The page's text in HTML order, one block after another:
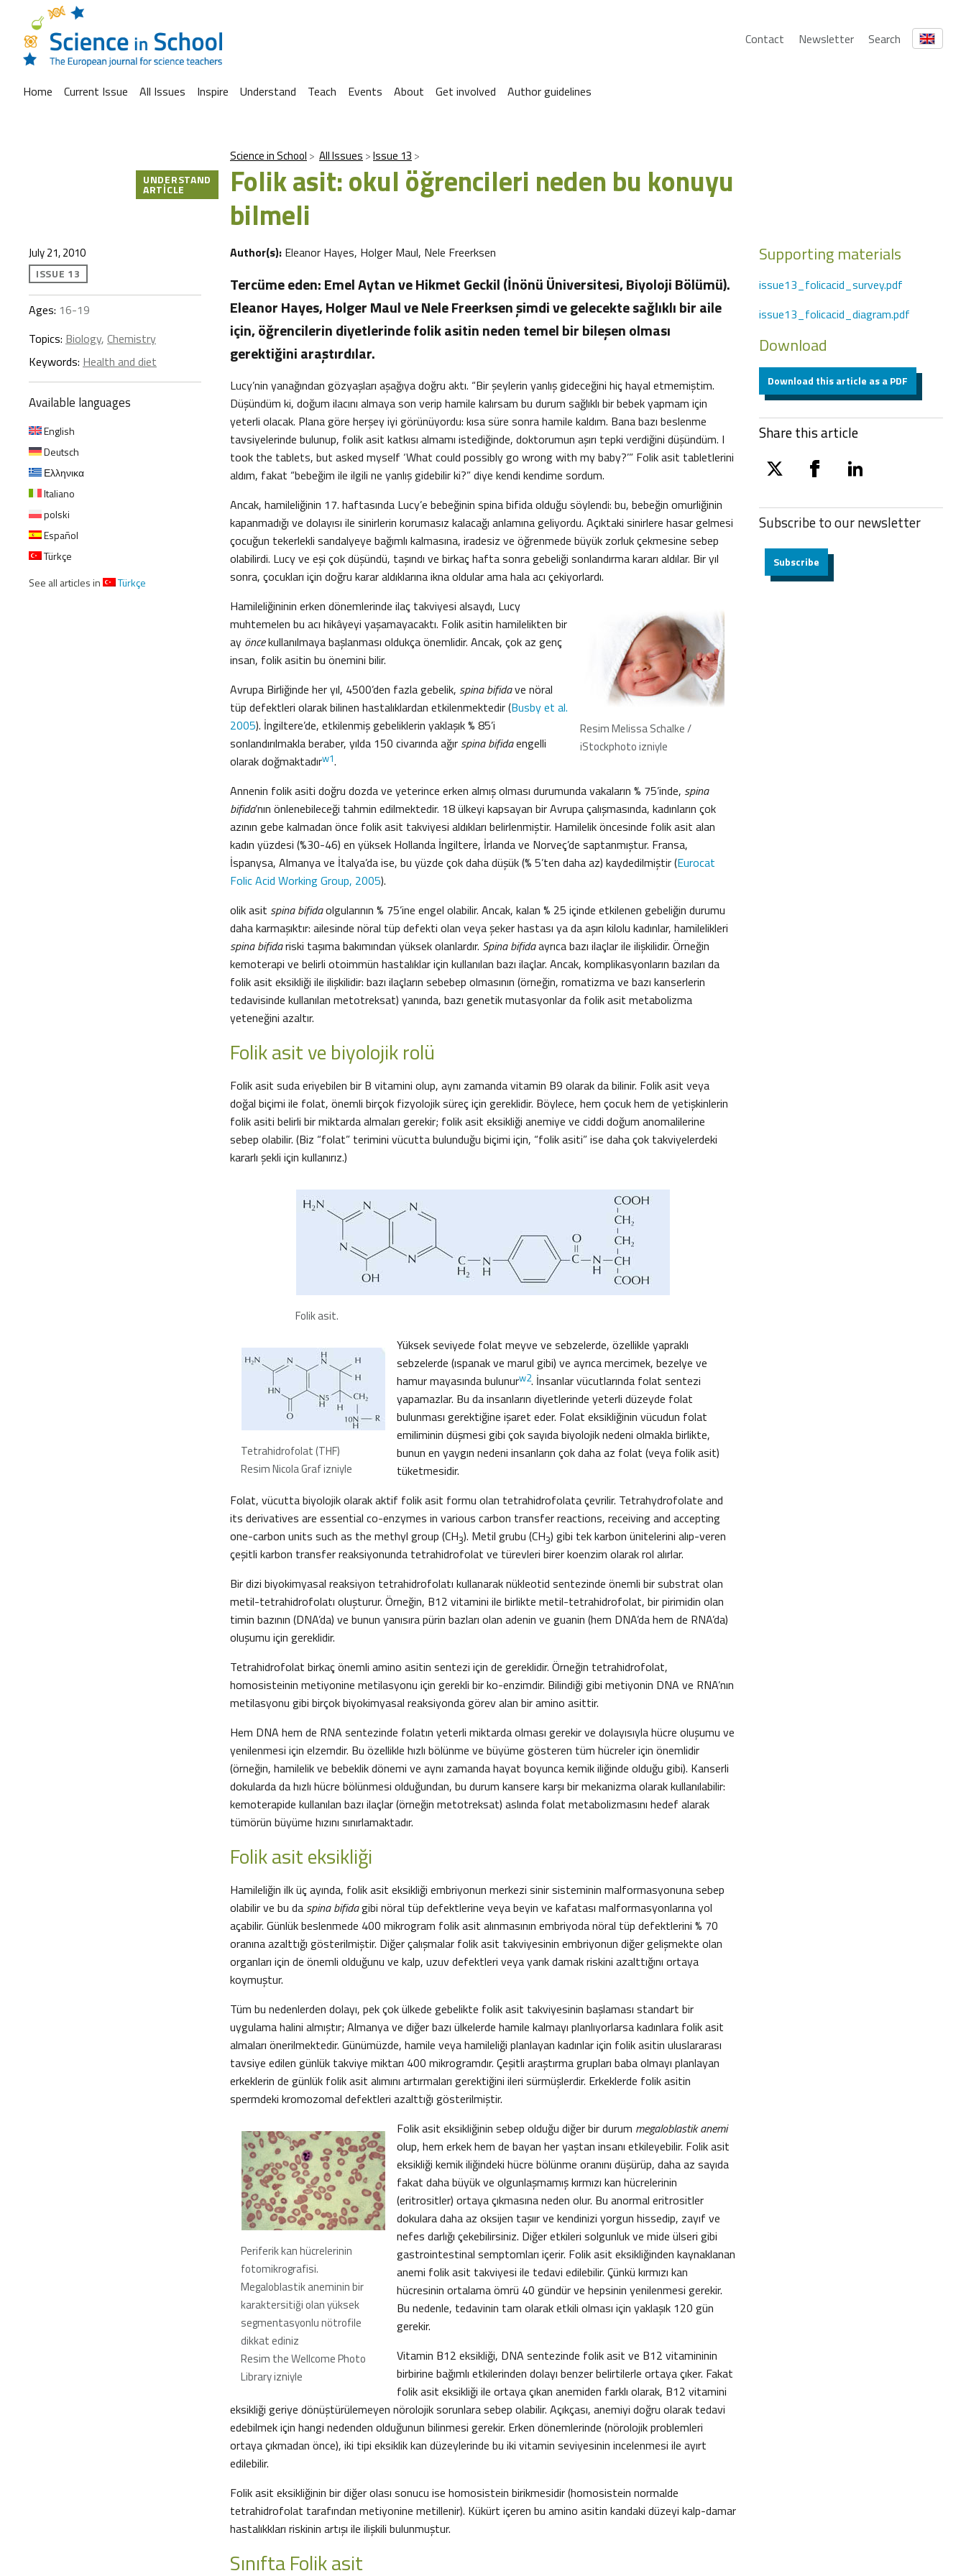
Contact Newsletter Search
Home Current Issue All Issues Inspire Understand Teach Events About Get involved Author guidelines
Science in School All Issues Issue 13
Folik asit: okul öğrencileri neden bu konuyu
bilmeli
UNDERSTAND
ARTICLE
July 21, 2010
ISSUE 13
Ages: 16-19
Topics: Biology, Chemistry
Keywords: Health and diet
Available languages
English
Deutsch
Ελληνικα
Italiano
polski
Español
Türkçe
See all articles in
Türkçe
Author(s): Eleanor Hayes, Holger Maul, Nele Freerksen
Tercüme eden: Emel Aytan ve Hikmet Geckil (İnönü Üniversitesi, Biyoloji Bölümü).
Eleanor Hayes, Holger Maul ve Nele Freerksen şimdi ve gelecekte sağlıklı bir aile
için, öğrencilerin diyetlerinde folik asitin neden temel bir bileşen olması
gerektiğini araştırdılar.
Lucy’nin yanağından gözyaşları aşağıya doğru aktı. “Bir şeylerin yanlış gideceğini hiç hayal etmemiştim.
Düşündüm ki, doğum ilacını almaya son verip hamile kalırsam bu durum sağlıklı bir bebek yapmam için
yeterli olacak. Plana göre herşey iyi görünüyordu: kısa süre sonra hamile kaldım. Bana bazı beslenme
tavsiyelerinde bulunup, folik asit katkısı almamı istediğinde, doktorumun aşırı tepki verdiğini düşündüm. I
took the tablets, but asked myself ‘What could possibly go wrong with my baby?’” Folik asit tabletlerini
aldım, fakat “bebeğim ile ilgili ne yanlış gidebilir ki?” diye kendi kendime sordum.
Ancak, hamileliğinin 17. haftasında Lucy’e bebeğinin spina bifida olduğu söylendi: bu, bebeğin omurliğinin
kapanmadığı ve dolayısı ile sinirlerin korumasız kalacağı anlamına geliyordu. Açıktaki sinirlere hasar gelmesi
çocuğun tekerlekli sandalyeye bağımlı kalmasına, iradesiz ve öğrenmede büyük zorluk çekmesine sebep
olabilirdi. Lucy ve eşi çok düşündü, taşındı ve birkaç hafta sonra gebeliği sonlandırma kararı aldılar. Bir yıl
sonra, çocukları için doğru karar aldıklarına ikna oldular ama hala acı çekiyorlardı.
Resim Melissa Schalke /
iStockphoto izniyle
Hamileliğininin erken dönemlerinde ilaç takviyesi alsaydı, Lucy
muhtemelen bu acı hikâyeyi yaşamayacaktı. Folik asitin hamilelikten bir
ay öncekullanılmaya başlanması oldukça önemlidir. Ancak, çok az genç
insan, folik asitin bu önemini bilir.
Avrupa Birliğinde her yıl, 4500’den fazla gebelik, spina bifidave nöral
tüp defektleri olarak bilinen hastalıklardan etkilenmektedir (Busby et al.
2005). İngiltere’de, etkilenmiş gebeliklerin yaklaşık % 85’i
sonlandırılmakla beraber, yılda 150 civarında ağır spina bifidaengelli
olarak doğmaktadırw1.
Annenin folik asiti doğru dozda ve yeterince erken almış olması durumunda vakaların % 75’inde, spina
bifida’nın önlenebileceği tahmin edilmektedir. 18 ülkeyi kapsayan bir Avrupa çalışmasında, kadınların çok
azının gebe kalmadan önce folik asit takviyesi aldıkları belirlenmiştir. Hamilelik öncesinde folik asit alan
kadın yüzdesi (%30-46) en yüksek Hollanda İngiltere, İrlanda ve Norveç’de saptanmıştur. Fransa,
İspanysa, Almanya ve İtalya’da ise, bu yüzde çok daha düşük (% 5’ten daha az) kaydedilmiştir (Eurocat
Folic Acid Working Group, 2005).
olik asit spina bifidaolgularının % 75’ine engel olabilir. Ancak, kalan % 25 içinde etkilenen gebeliğin durumu
daha karmaşıktır: ailesinde nöral tüp defekti olan veya şeker hastası ya da aşırı kilolu kadınlar, hamilelikleri
spina bifidariski taşıma bakımından yüksek olanlardır. Spina bifidaayrıca bazı ilaçlar ile ilişkilidir. Örneğin
kemoterapi ve belirli otoimmün hastalıklar için kullanılan bazı ilaçlar. Ancak, komplikasyonların bazıları da
folik asit eksikliği ile ilişkilidir: bazı ilaçların sebebep olmasının (örneğin, romatizma ve bazı kanserlerin
tedavisinde kullanılan metotreksat) yanında, bazı genetik mutasyonlar da folik asit metabolizma
yeteneğini azaltır.
Folik asit ve biyolojik rolü
Folik asit suda eriyebilen bir B vitamini olup, aynı zamanda vitamin B9 olarak da bilinir. Folik asit veya
doğal biçimi ile folat, önemli birçok fizyolojik süreç için gereklidir. Böylece, hem çocuk hem de yetişkinlerin
folik asiti belirli bir miktarda almaları gerekir; folik asit eksikliği anemiye ve ciddi doğum anomalilerine
sebep olabilir. (Biz “folat” terimini vücutta bulunduğu biçimi için, “folik asiti” ise daha çok takviyelerdeki
kararlı şekli için kullanırız.)
Folik asit.
Tetrahidrofolat (THF)
Resim Nicola Graf izniyle
Yüksek seviyede folat meyve ve sebzelerde, özellikle yapraklı
sebzelerde (ıspanak ve marul gibi) ve ayrıca mercimek, bezelye ve
hamur mayasında bulunurw2. İnsanlar vücutlarında folat sentezi
yapamazlar. Bu da insanların diyetlerinde yeterli düzeyde folat
bulunması gerektiğine işaret eder. Folat eksikliğinin vücudun folat
emiliminin düşmesi gibi çok sayıda biyolojik nedeni olmakla birlikte,
bunun en yaygın nedeni insanların çok daha az folat (veya folik asit)
tüketmesidir.
Folat, vücutta biyolojik olarak aktif folik asit formu olan tetrahidrofolata çevrilir. Tetrahydrofolate and
its derivatives are essential co-enzymes in various carbon transfer reactions, receiving and accepting
one-carbon units such as the methyl group (CH3). Metil grubu (CH3) gibi tek karbon ünitelerini alıp-veren
çeşitli karbon transfer reaksiyonunda tetrahidrofolat ve türevleri birer koenzim olarak rol alırlar.
Bir dizi biyokimyasal reaksiyon tetrahidrofolatı kullanarak nükleotid sentezinde önemli bir substrat olan
metil-tetrahidrofolatı oluşturur. Örneğin, B12 vitamini ile birlikte metil-tetrahidrofolat, bir pirimidin olan
timin bazının (DNA’da) ve bunun yanısıra pürin bazları olan adenin ve guanin (hem DNA’da hem de RNA’da)
oluşumu için gereklidir.
Tetrahidrofolat birkaç önemli amino asitin sentezi için de gereklidir. Örneğin tetrahidrofolat,
homosisteinin metiyonine metilasyonu için gerekli bir ko-enzimdir. Bilindiği gibi metiyonin DNA ve RNA’nın
metilasyonu gibi birçok biyokimyasal reaksiyonda görev alan bir amino asittir.
Hem DNA hem de RNA sentezinde folatın yeterli miktarda olması gerekir ve dolayısıyla hücre oluşumu ve
yenilenmesi için elzemdir. Bu özellikle hızlı bölünme ve büyüme gösteren tüm hücreler için önemlidir
(örneğin, hamilelik ve bebeklik dönemi ve aynı zamanda hayat boyunca kemik iliğinde olduğu gibi). Kanserli
dokularda da hızlı hücre bölünmesi olduğundan, bu durum kansere karşı bir mekanizma olarak kullanılabilir:
kemoterapide kullanılan bazı ilaçlar (örneğin metotreksat) aslında folat metabolizmasını hedef alarak
tümörün büyüme hızını sınırlamaktadır.
Folik asit eksikliği
Hamileliğin ilk üç ayında, folik asit eksikliği embriyonun merkezi sinir sisteminin malformasyonuna sebep
olabilir ve bu da spina bifidagibi nöral tüp defektlerine veya beyin ve kafatası malformasyonlarına yol
açabilir. Günlük beslenmede 400 mikrogram folik asit alınmasının embriyoda nöral tüp defektlerini % 70
oranına azalttığı gösterilmiştir. Diğer çalışmalar folik asit takviyesinin embriyonun diğer gelişmekte olan
organları için de önemli olduğunu ve kalp, uzuv defektleri veya yarık damak riskini azalttığını ortaya
koymuştur.
Tüm bu nedenlerden dolayı, pek çok ülkede gebelikte folik asit takviyesinin başlaması standart bir
uygulama halini almıştır; Almanya ve diğer bazı ülkelerde hamile kalmayı planlıyorlarsa kadınlara folik asit
almaları önerilmektedir. Günümüzde, hamile veya hamileliği planlayan kadınlar için folik asitin uluslararası
tavsiye edilen günlük takviye miktarı 400 mikrogramdır. Çeşitli araştırma grupları baba olmayı planlayan
erkeklerin de günlük folik asit alımını artırmaları gerektiğini ileri sürmüşlerdir. Erkeklerde folik asitin
spermdeki kromozomal defektleri azalttığı gösterilmiştir.
Periferik kan hücrelerinin
fotomikrografisi.
Megaloblastik aneminin bir
karaktersitiği olan yüksek
segmentasyonlu nötrofile
dikkat ediniz
Resim the Wellcome Photo
Library izniyle
Folik asit eksikliğinin sebep olduğu diğer bir durum megaloblastik anemi
olup, hem erkek hem de bayan her yaştan insanı etkileyebilir. Folik asit
eksikliği kemik iliğindeki hücre bölünme oranını düşürüp, daha az sayıda
fakat daha büyük ve olgunlaşmamış kırmızı kan hücrelerinin
(eritrositler) ortaya çıkmasına neden olur. Bu anormal eritrositler
dokulara daha az oksijen taşıır ve kendinizi yorgun hissedip, zayıf ve
nefes darlığı çekebilirsiniz. Diğer etkileri solgunluk ve mide ülseri gibi
gastrointestinal semptomları içerir. Folik asit eksikliğinden kaynaklanan
anemi folik asit takviyesi ile tedavi edilebilir. Çünkü kırmızı kan
hücresinin ortalama ömrü 40 gündür ve hepsinin yenilenmesi gerekir.
Bu nedenle, tedavinin tam olarak etkili olması için yaklaşık 120 gün
gerekir.
Vitamin B12 eksikliği, DNA sentezinde folik asit ve B12 vitamininin
birbirine bağımlı etkilerinden dolayı benzer belirtilerle ortaya çıker. Fakat
folik asit eksikliği ile ortaya çıkan anemiden farklı olarak, B12 vitamini
eksikliği geriye dönüştürülemeyen nörolojik sorunlara sebep olabilir. Açıkçası, anemiyi doğru olarak tedavi
edebilmek için hangi nedenden olduğunun bilinmesi gerekir. Erken dönemlerinde (nörolojik problemleri
ortaya çıkmadan önce), iki tipi eksiklik kan düzeylerinde bu iki vitamin seviyesinin incelenmesi ile ayırt
edilebilir.
Folik asit eksikliğinin bir diğer olası sonucu ise homosistein birikmesidir (homosistein normalde
tetrahidrofolat tarafından metiyonine metillenir). Kükürt içeren bu amino asitin kandaki düzeyi kalp-damar
hastalıkkları riskinin artışı ile ilişkili bulunmuştur.
Sınıfta Folik asit
Supporting materials
issue13_folicacid_survey.pdf
issue13_folicacid_diagram.pdf
Download
Download this article as a PDF
Share this article
twitter facebooklinkedin
Subscribe to ournewsletter
Subscribe